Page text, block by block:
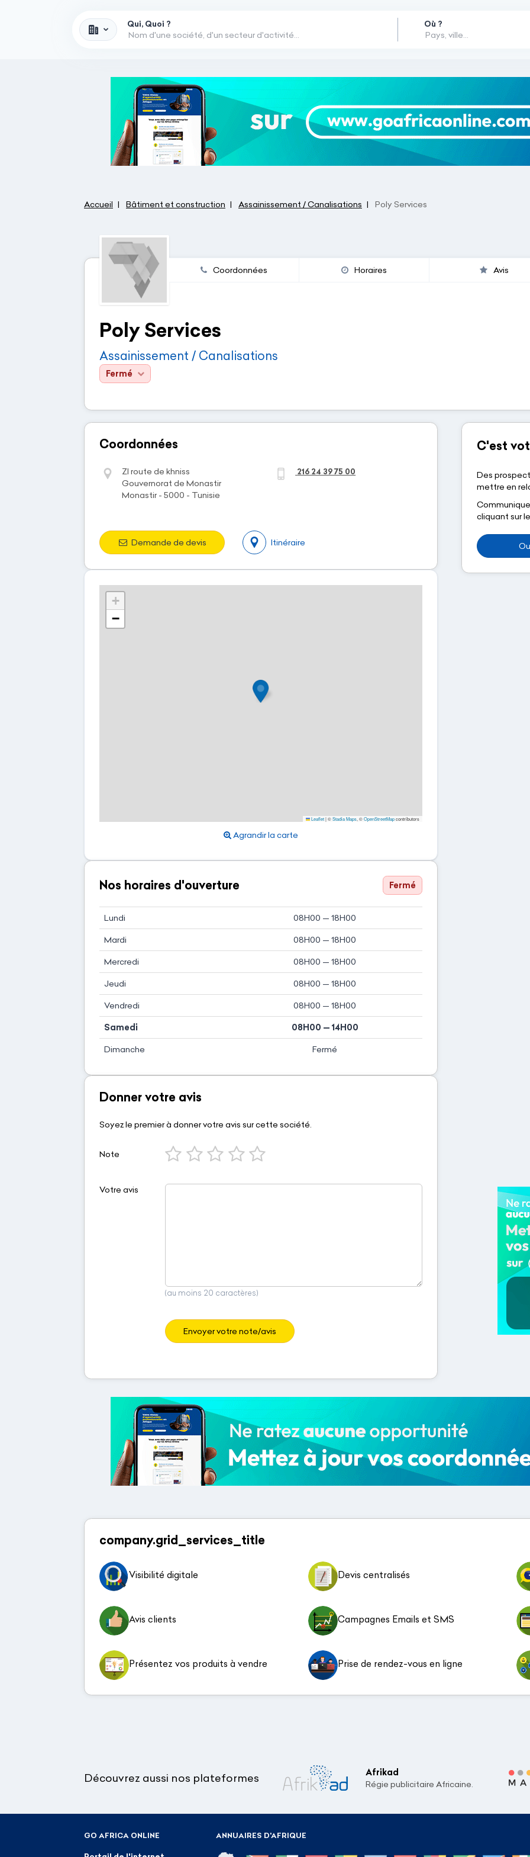
Qui, Quoi ? Où ?
Accueil Bâtiment et construction Assainissement / Canalisations Poly Services
Coordonnées Horaires Avis
Poly Services
Assainissement / Canalisations
Fermé
Coordonnées
ZI route de khniss
Gouvernorat de Monastir
Monastir - 5000 - Tunisie
216 24 39 75 00
Demande de devis Itinéraire
+
−
Leaflet |©Stadia Maps , ©OpenStreetMapcontributors
Agrandir la carte
Nos horaires d'ouverture Fermé
Lundi 08H00 — 18H00
Mardi 08H00 — 18H00
Mercredi 08H00 — 18H00
Jeudi 08H00 — 18H00
Vendredi 08H00 — 18H00
Samedi 08H00 — 14H00
Dimanche Fermé
Donner votre avis
Soyez le premier à donner votre avis sur cette société.
Note
Votre avis
(au moins 20 caractères)
Envoyer votre note/avis
C'est
Des
mettre en
cliquant sur
company.grid_services_title
Visibilité digitale Devis centralisés
Avis clients Campagnes Emails et SMS
Présentez vos produits à vendre Prise de rendez-vous en ligne
Découvrez aussi nos plateformes
Afrikad
Régie publicitaire Africaine.
ANNUAIRES D'AFRIQUE
GO AFRICA ONLINE